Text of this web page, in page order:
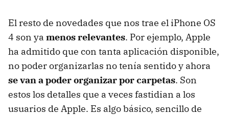
El resto de novedades que nos trae el iPhone OS
4 son ya menos relevantes. Por ejemplo, Apple
ha admitido que con tanta aplicación disponible,
no poder organizarlas no tenía sentido y ahora
se van a poder organizar por carpetas. Son
estos los detalles que a veces fastidian a los
usuarios de Apple. Es algo básico, sencillo de